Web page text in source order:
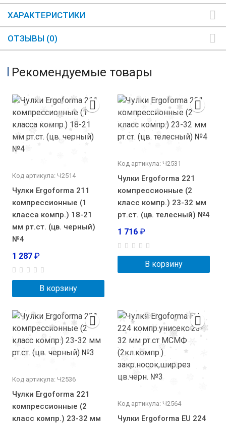
ХАРАКТЕРИСТИКИ
ОТЗЫВЫ (0)
Рекомендуемые товары
Код артикула: Ч2514
Чулки Ergoforma 211
компрессионные (1
класса компр.) 18-21
мм рт.ст. (цв. черный)
№4
1 287 ₽
В корзину
Код артикула: Ч2531
Чулки Ergoforma 221
компрессионные (2
класс компр.) 23-32 мм
рт.ст. (цв. телесный) №4
1 716 ₽
В корзину
Код артикула: Ч2536
Чулки Ergoforma 221
компрессионные (2
класс компр.) 23-32 мм
Код артикула: Ч2564
Чулки Ergoforma EU 224